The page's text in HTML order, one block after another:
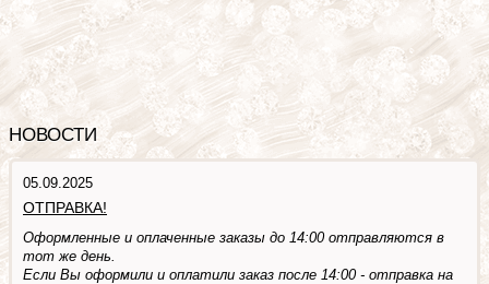
НОВОСТИ
05.09.2025
ОТПРАВКА!
Оформленные и оплаченные заказы до 14:00 отправляются в
тот же день.
Если Вы оформили и оплатили заказ после 14:00 - отправка на